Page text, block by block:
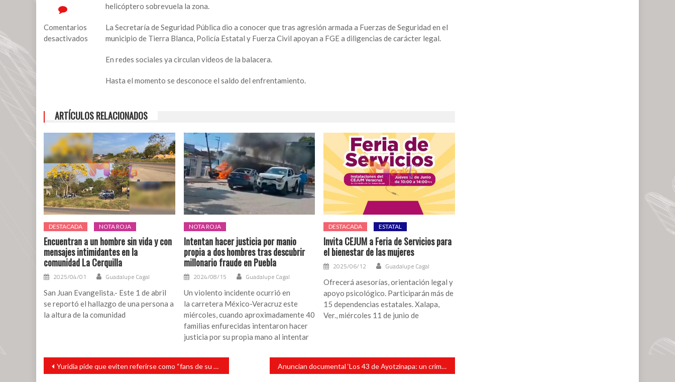
Comentarios
desactivados
Blanca,
Veracruz
helicóptero sobrevuela la zona.
La Secretaría de Seguridad Pública dio a conocer que tras agresión armada a Fuerzas de Seguridad en el
municipio de Tierra Blanca, Policía Estatal y Fuerza Civil apoyan a FGE a diligencias de carácter legal.
En redes sociales ya circulan videos de la balacera.
Hasta el momento se desconoce el saldo del enfrentamiento.
ARTÍCULOS RELACIONADOS
DESTACADA NOTA ROJA
Encuentran a un hombre sin vida y con
mensajes intimidantes en la
comunidad La Cerquilla
2025/04/01 Guadalupe Cagal
San Juan Evangelista.- Este 1 de abril
se reportó el hallazgo de una persona a
la altura de la comunidad
NOTA ROJA
Intentan hacer justicia por manio
propia a dos hombres tras descubrir
millonario fraude en Puebla
2024/08/15 Guadalupe Cagal
Un violento incidente ocurrió en
la carretera México-Veracruz este
miércoles, cuando aproximadamente 40
familias enfurecidas intentaron hacer
justicia por su propia mano al intentar
DESTACADA ESTATAL
Invita CEJUM a Feria de Servicios para
el bienestar de las mujeres
2025/06/12 Guadalupe Cagal
Ofrecerá asesorías, orientación legal y
apoyo psicológico. Participarán más de
15 dependencias estatales. Xalapa,
Ver., miércoles 11 de junio de
Navegación
entradas
Yuridia pide que eviten referirse como “fans de su relación” con su esposo Matías Aranda Anuncian documental ‘Los 43 de Ayotzinapa: un crimen de Estado’